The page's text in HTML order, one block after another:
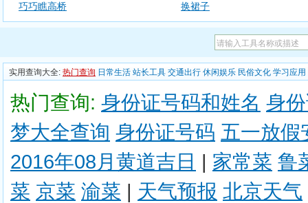
巧巧瞧高桥
换裙子
实用查询大全: 热门查询 日常生活 站长工具 交通出行 休闲娱乐 民俗文化 学习应用
热门查询: 身份证号码和姓名 身
梦大全查询 身份证号码 五一放假
2016年08月黄道吉日 | 家常菜 鲁
菜 京菜 渝菜 | 天气预报 北京天气